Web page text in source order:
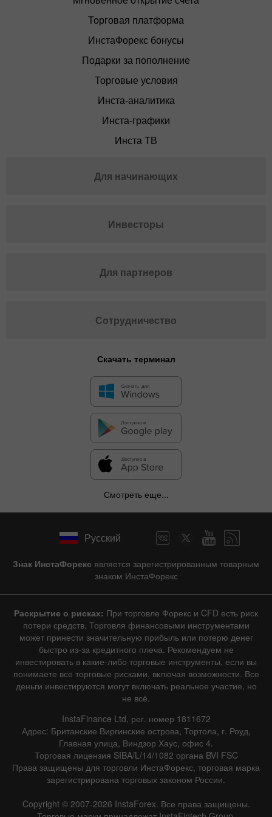
Торговая платформа
ИнстаФорекс бонусы
Подарки за пополнение
Торговые условия
Инста-аналитика
Инста-графики
Инста ТВ
Для начинающих
Инвесторы
Для партнеров
Сотрудничество
Скачать терминал
Смотреть еще...
Русский
Знак ИнстаФорекс является зарегистрированным товарным
знаком ИнстаФорекс
Раскрытие о рисках: При торговле Форекс и CFD есть риск
потери средств. Торговля финансовыми инструментами
может принести значительную прибыль или потерю денег
быстро из-за кредитного плеча. Рекомендуем не
инвестировать в какие-либо торговые инструменты, если вы
понимаете все торговые рисками, включая возможности. Все
деньги инвестируются могут включать реальное участие, но
не всё.
InstaFinance Ltd, рег. номер 1811672
Адрес: Британские Виргинские острова, Тортола, г. Роуд,
Главная улица, Виндзор Хаус, офис 4.
Торговая лицензия SIBA/L/14/1082 органа BVI FSC
Права защищены для торговли ИнстаФорекс, торговая марка
зарегистрирована торговых законом России.
Copyright © 2007-2026 InstaForex. Все права защищены.